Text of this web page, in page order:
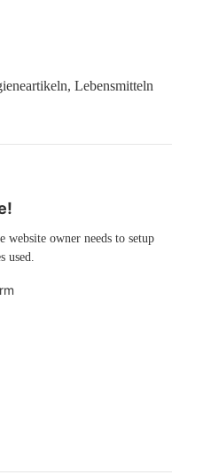
Lebensmitteln
owner needs to setup
used.